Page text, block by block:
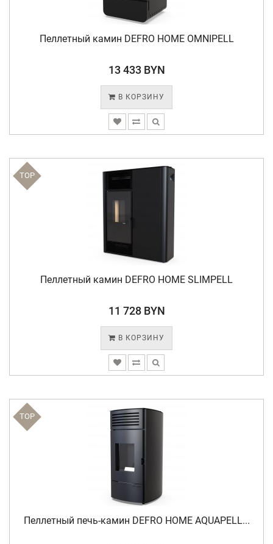
Пеллетный камин DEFRO HOME OMNIPELL
13 433 BYN
В КОРЗИНУ
TOP
Пеллетный камин DEFRO HOME SLIMPELL
11 728 BYN
В КОРЗИНУ
TOP
Пеллетный печь-камин DEFRO HOME AQUAPELL...